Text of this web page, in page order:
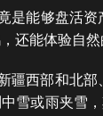
是能够盘活
还能体验自然
疆西部和北
雪或雨夹雪